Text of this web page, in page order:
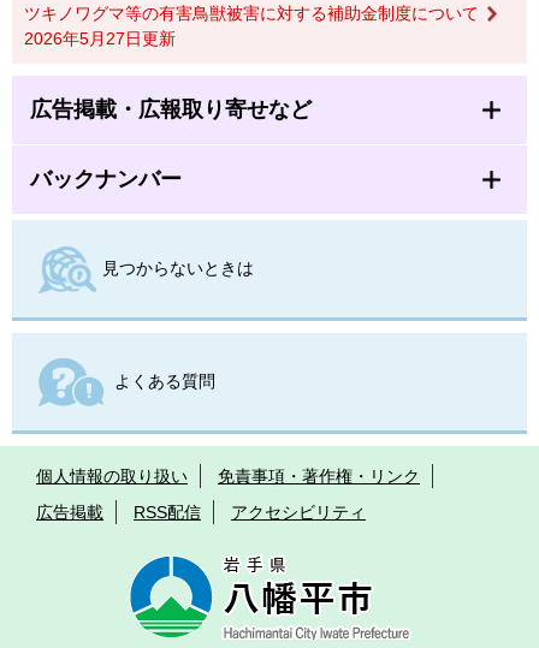
ツキノワグマ等の有害鳥獣被害に対する補助金制度について
2026年5月27日更新
広告掲載・広報取り寄せなど
バックナンバー
見つからないときは
よくある質問
個人情報の取り扱い
免責事項・著作権・リンク
広告掲載
RSS配信 アクセシビリティ